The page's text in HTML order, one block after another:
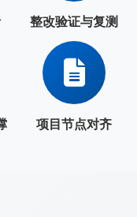
整改验证与复测
项目节点对齐